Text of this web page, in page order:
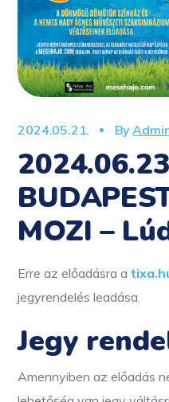
2024.05.21. By
MOZI –
Erre az előadásra a
jegyrendelés leadása.
Jegy
Amennyiben az előadás